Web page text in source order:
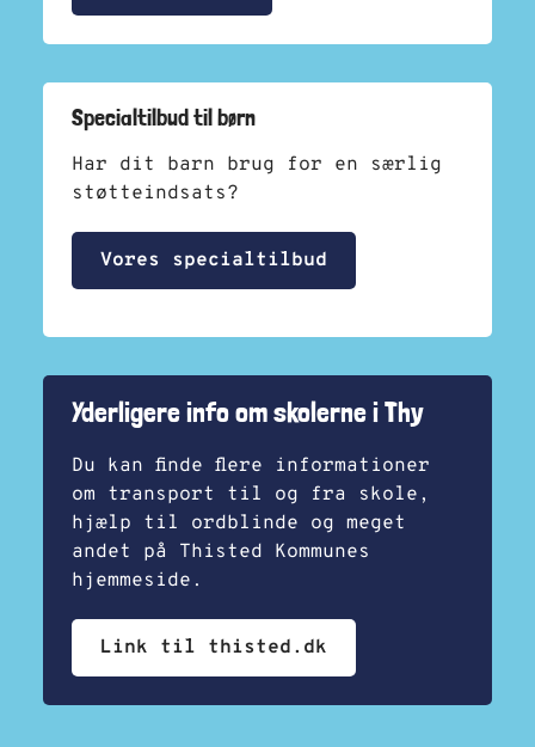
Specialtilbud til børn
Har dit barn brug for en særlig
støtteindsats?
Vores specialtilbud
Yderligere info om skolerne i Thy
Du kan finde flere informationer
om transport til og fra skole,
hjælp til ordblinde og meget
andet på Thisted Kommunes
hjemmeside.
Link til thisted.dk